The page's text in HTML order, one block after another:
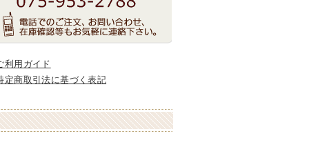
用ガイド
商取引法に基づく表記